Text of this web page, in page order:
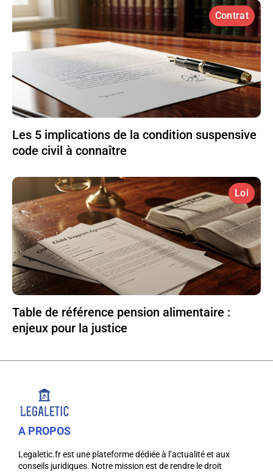
Contrat
Les 5 implications de la condition suspensive
code civil à connaître
Loi
Table de référence pension alimentaire :
enjeux pour la justice
A PROPOS
Legaletic.fr est une plateforme dédiée à l’actualité et aux
conseils juridiques. Notre mission est de rendre le droit